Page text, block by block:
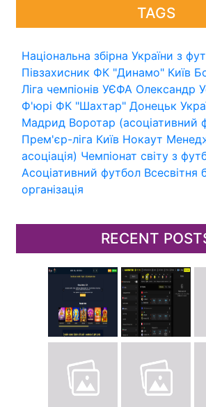
TAGS
Національна збірна України з
Півзахисник ФК "Динамо" Київ
Ліга чемпіонів УЄФА Олександр
Ф'юрі ФК "Шахтар" Донецьк
Мадрид Воротар (асоціативний
Прем'єр-ліга Київ Нокаут
асоціація) Чемпіонат світу з
Асоціативний футбол Всесвітня
організація
RECENT